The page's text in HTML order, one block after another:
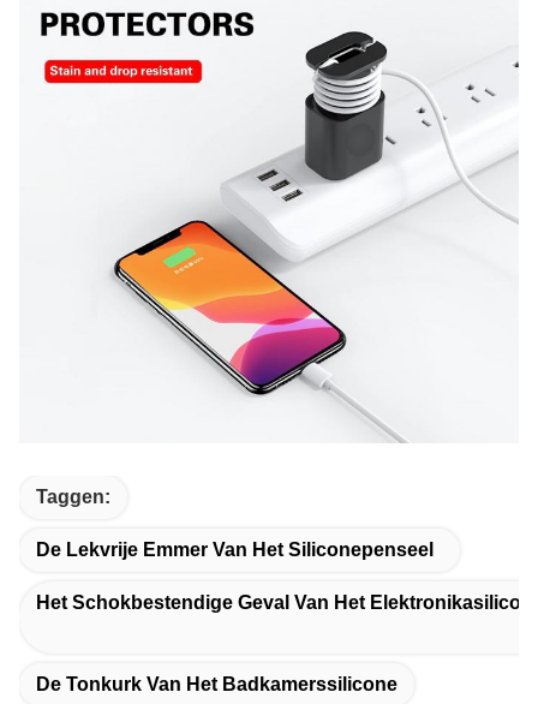
Taggen:
De Lekvrije Emmer Van Het Siliconepenseel
Het Schokbestendige Geval Van Het
De Tonkurk Van Het Badkamerssilicone